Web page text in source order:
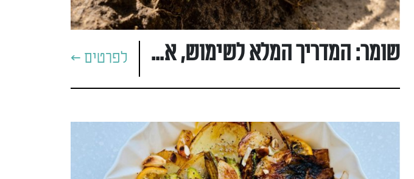
שומר: המדריך המלא לשימוש, אחסון וגידול לפרטים >